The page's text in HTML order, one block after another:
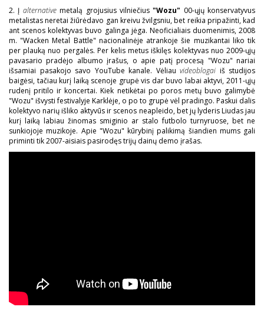
2. Į alternativemetalą grojusius vilniečius"Wozu" 00-ųjų konservatyvus
metalistas neretai žiūrėdavo gan kreivu žvilgsniu, bet reikia pripažinti, kad
ant scenos kolektyvas buvo galinga jėga. Neoficialiais duomenimis, 2008
m. "Wacken Metal Battle" nacionalinėje atrankoje šie muzikantai liko tik
per plauką nuo pergalės. Per kelis metus iškilęs kolektyvas nuo 2009-ųjų
pavasario pradėjo albumo įrašus, o apie patį procesą "Wozu" nariai
išsamiai pasakojo savo YouTube kanale. Vėliau videoblogai iš studijos
baigėsi, tačiau kurį laiką scenoje grupė vis dar buvo labai aktyvi, 2011-ųjų
rudenį pritilo ir koncertai. Kiek netikėtai po poros metų buvo galimybė
"Wozu" išvysti festivalyje Karklėje, o po to grupė vėl pradingo. Paskui dalis
kolektyvo narių išliko aktyvūs ir scenos neapleido, bet jų lyderis Liudas jau
kurį laiką labiau žinomas smiginio ar stalo futbolo turnyruose, bet ne
sunkiojoje muzikoje. Apie "Wozu" kūrybinį palikimą šiandien mums gali
priminti tik 2007-aisiais pasirodęs trijų dainų demo įrašas.